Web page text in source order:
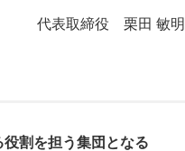
代表取締役 栗田 敏明
割を担う集団となる